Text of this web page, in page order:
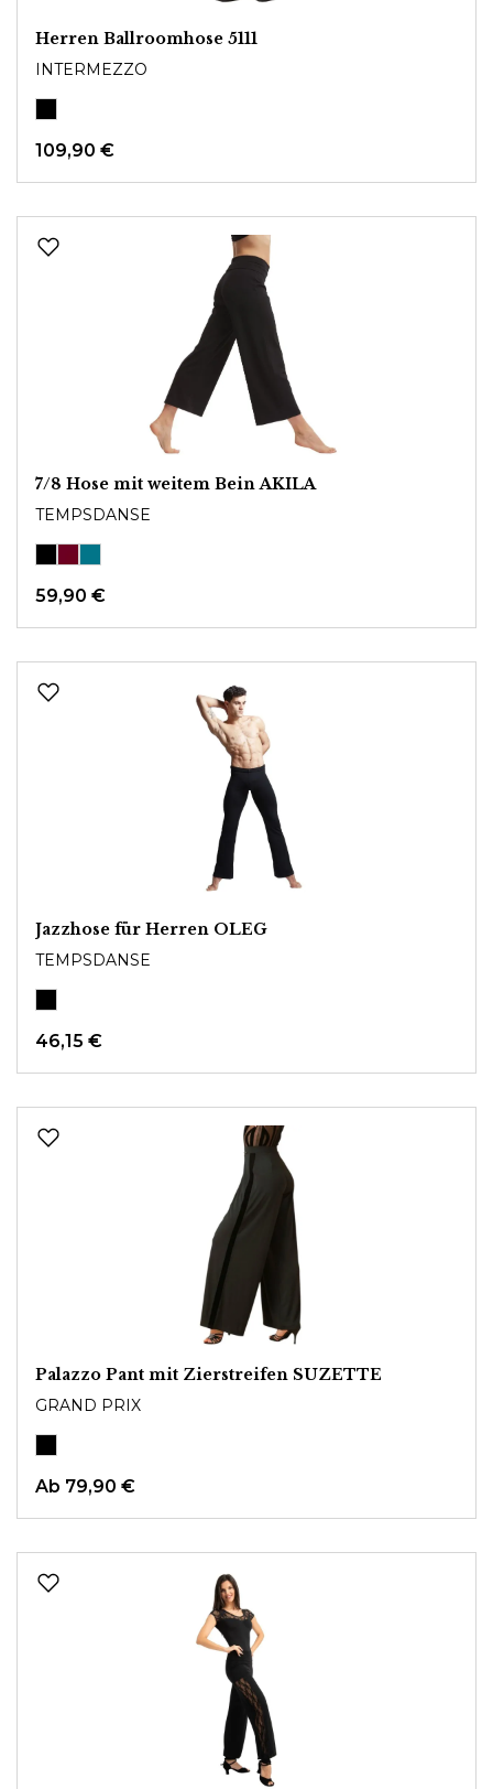
Herren Ballroomhose 5111
INTERMEZZO
109,90 €
7/8 Hose mit weitem Bein AKILA
TEMPSDANSE
59,90 €
Jazzhose für Herren OLEG
TEMPSDANSE
46,15 €
Palazzo Pant mit Zierstreifen SUZETTE
GRAND PRIX
Ab 79,90 €